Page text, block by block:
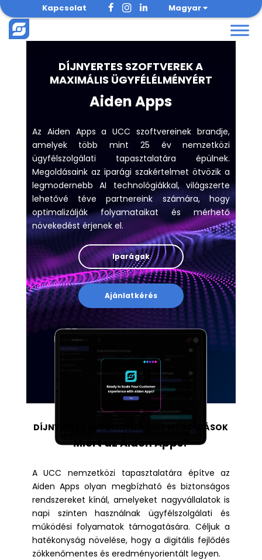
Skip
to
content
Kapcsolat Magyar
DÍJNYERTES SZOFTVEREK A
MAXIMÁLIS ÜGYFÉLÉLMÉNYÉRT
Aiden Apps
Az Aiden Apps a UCC szoftvereinek brandje,
amelyek több mint 25 év nemzetközi
ügyfélszolgálati tapasztalatára épülnek.
Megoldásaink az iparági szakértelmet ötvözik a
legmodernebb AI technológiákkal, világszerte
lehetővé téve partnereink számára, hogy
optimalizálják folyamataikat és mérhető
növekedést érjenek el.
Iparágak
Ajánlatkérés
DÍJNYERTES AUTOMATIZÁCIÓS MEGOLDÁSOK
Miért az Aiden Apps?
A UCC nemzetközi tapasztalatára építve az
Aiden Apps olyan megbízható és biztonságos
rendszereket kínál, amelyeket nagyvállalatok is
napi szinten használnak ügyfélszolgálati és
működési folyamatok támogatására. Céljuk a
hatékonyság növelése, hogy a digitális fejlődés
zökkenőmentes és eredményorientált legyen.